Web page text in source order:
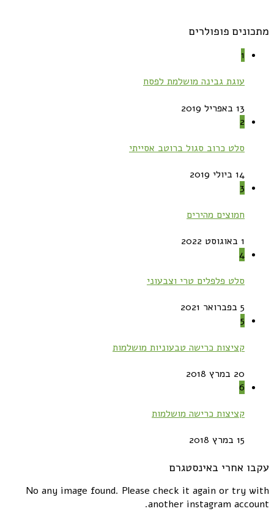
מתכונים פופולרים
1
עוגת גבינה מושלמת לפסח
13 באפריל 2019
2
סלט כרוב סגול ברוטב אסייתי
14 ביולי 2019
3
חמוצים מהירים
1 באוגוסט 2022
4
סלט פלפלים טרי וצבעוני
5 בפברואר 2021
5
קציצות כרישה טבעוניות מושלמות
20 במרץ 2018
6
קציצות כרישה מושלמות
15 במרץ 2018
עקבו אחרי באינסטגרם
No any image found. Please check it again or try with
another instagram account.